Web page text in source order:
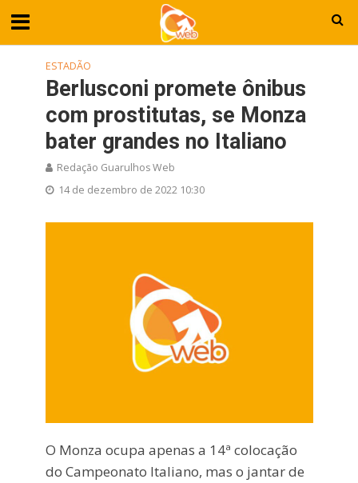
ESTADÃO
Berlusconi promete ônibus
com prostitutas, se Monza
bater grandes no Italiano
Redação Guarulhos Web
14 de dezembro de 2022 10:30
O Monza ocupa apenas a 14ª colocação
do Campeonato Italiano, mas o jantar de